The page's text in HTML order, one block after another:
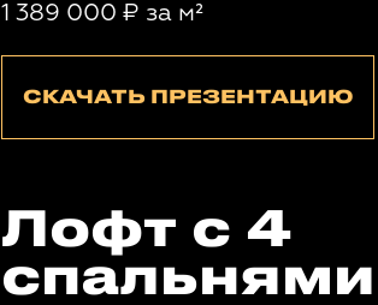
1 389 000 ₽ за м²
СКАЧАТЬ ПРЕЗЕНТАЦИЮ
Лофт с 4
спальнями